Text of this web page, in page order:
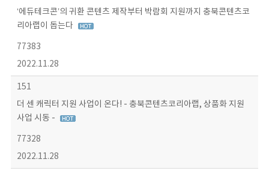
‘에듀테크콘’의 귀환 콘텐츠 제작부터 박람회 지원까지 충북콘텐츠코
리아랩이 돕는다
77383
2022.11.28
151
더 센 캐릭터 지원 사업이 온다! - 충북콘텐츠코리아랩, 상품화 지원
사업 시동 -
77328
2022.11.28